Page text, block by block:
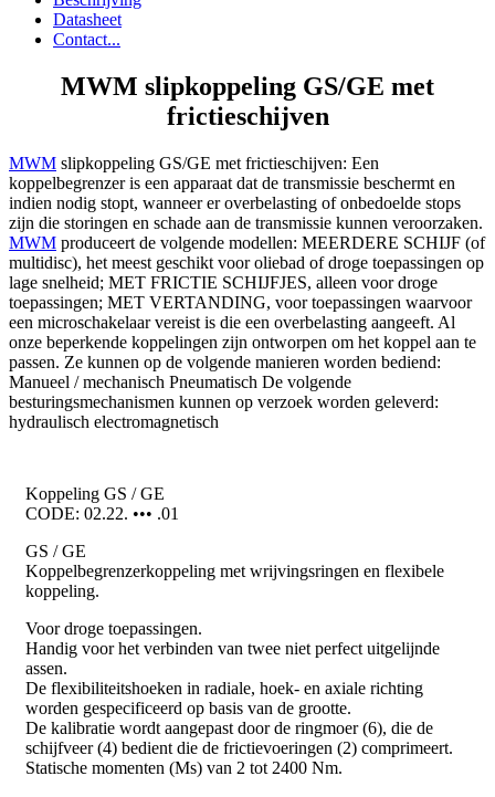
Datasheet
Contact...
MWM slipkoppeling GS/GE met
frictieschijven
MWM slipkoppeling GS/GE met frictieschijven: Een
koppelbegrenzer is een apparaat dat de transmissie beschermt en
indien nodig stopt, wanneer er overbelasting of onbedoelde stops
zijn die storingen en schade aan de transmissie kunnen veroorzaken.
MWM produceert de volgende modellen: MEERDERE SCHIJF (of
multidisc), het meest geschikt voor oliebad of droge toepassingen op
lage snelheid; MET FRICTIE SCHIJFJES, alleen voor droge
toepassingen; MET VERTANDING, voor toepassingen waarvoor
een microschakelaar vereist is die een overbelasting aangeeft. Al
onze beperkende koppelingen zijn ontworpen om het koppel aan te
passen. Ze kunnen op de volgende manieren worden bediend:
Manueel / mechanisch Pneumatisch De volgende
besturingsmechanismen kunnen op verzoek worden geleverd:
hydraulisch electromagnetisch
Koppeling GS / GE
CODE: 02.22. ••• .01
GS / GE
Koppelbegrenzerkoppeling met wrijvingsringen en flexibele
koppeling.
Voor droge toepassingen.
Handig voor het verbinden van twee niet perfect uitgelijnde
assen.
De flexibiliteitshoeken in radiale, hoek- en axiale richting
worden gespecificeerd op basis van de grootte.
De kalibratie wordt aangepast door de ringmoer (6), die de
schijfveer (4) bedient die de frictievoeringen (2) comprimeert.
Statische momenten (Ms) van 2 tot 2400 Nm.